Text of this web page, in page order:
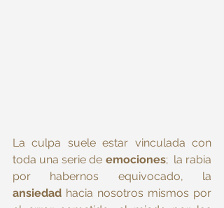
La culpa suele estar vinculada con
toda una serie de emociones;  la rabia
ansiedad hacia nosotros mismos por